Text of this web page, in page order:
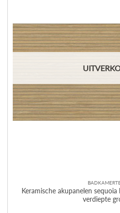
Keramische akupanelen
verdiepte